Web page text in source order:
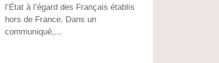
l’État à l’égard des Français établis
hors de France. Dans un
communiqué,...